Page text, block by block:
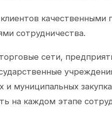
качественными
сотрудничества.
сети,
и муниципальных
на каждом этапе